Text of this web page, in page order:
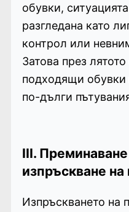
обувки,
разгледана като
контрол или
Затова през
подходящи обувки
по-дълги
III.
изпръскване
Изпръскването на